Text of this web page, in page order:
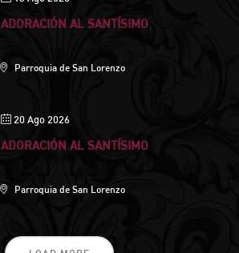
ADORACIÓN AL SANTÍSIMO
Parroquia de San Lorenzo
20 Ago 2026
ADORACIÓN AL SANTÍSIMO
Parroquia de San Lorenzo